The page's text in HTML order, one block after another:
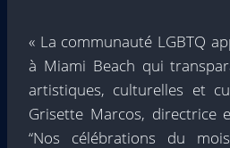
« La communauté LGBTQ
à Miami Beach qui
artistiques, culturelles et
Grisette Marcos, directrice
“Nos célébrations du